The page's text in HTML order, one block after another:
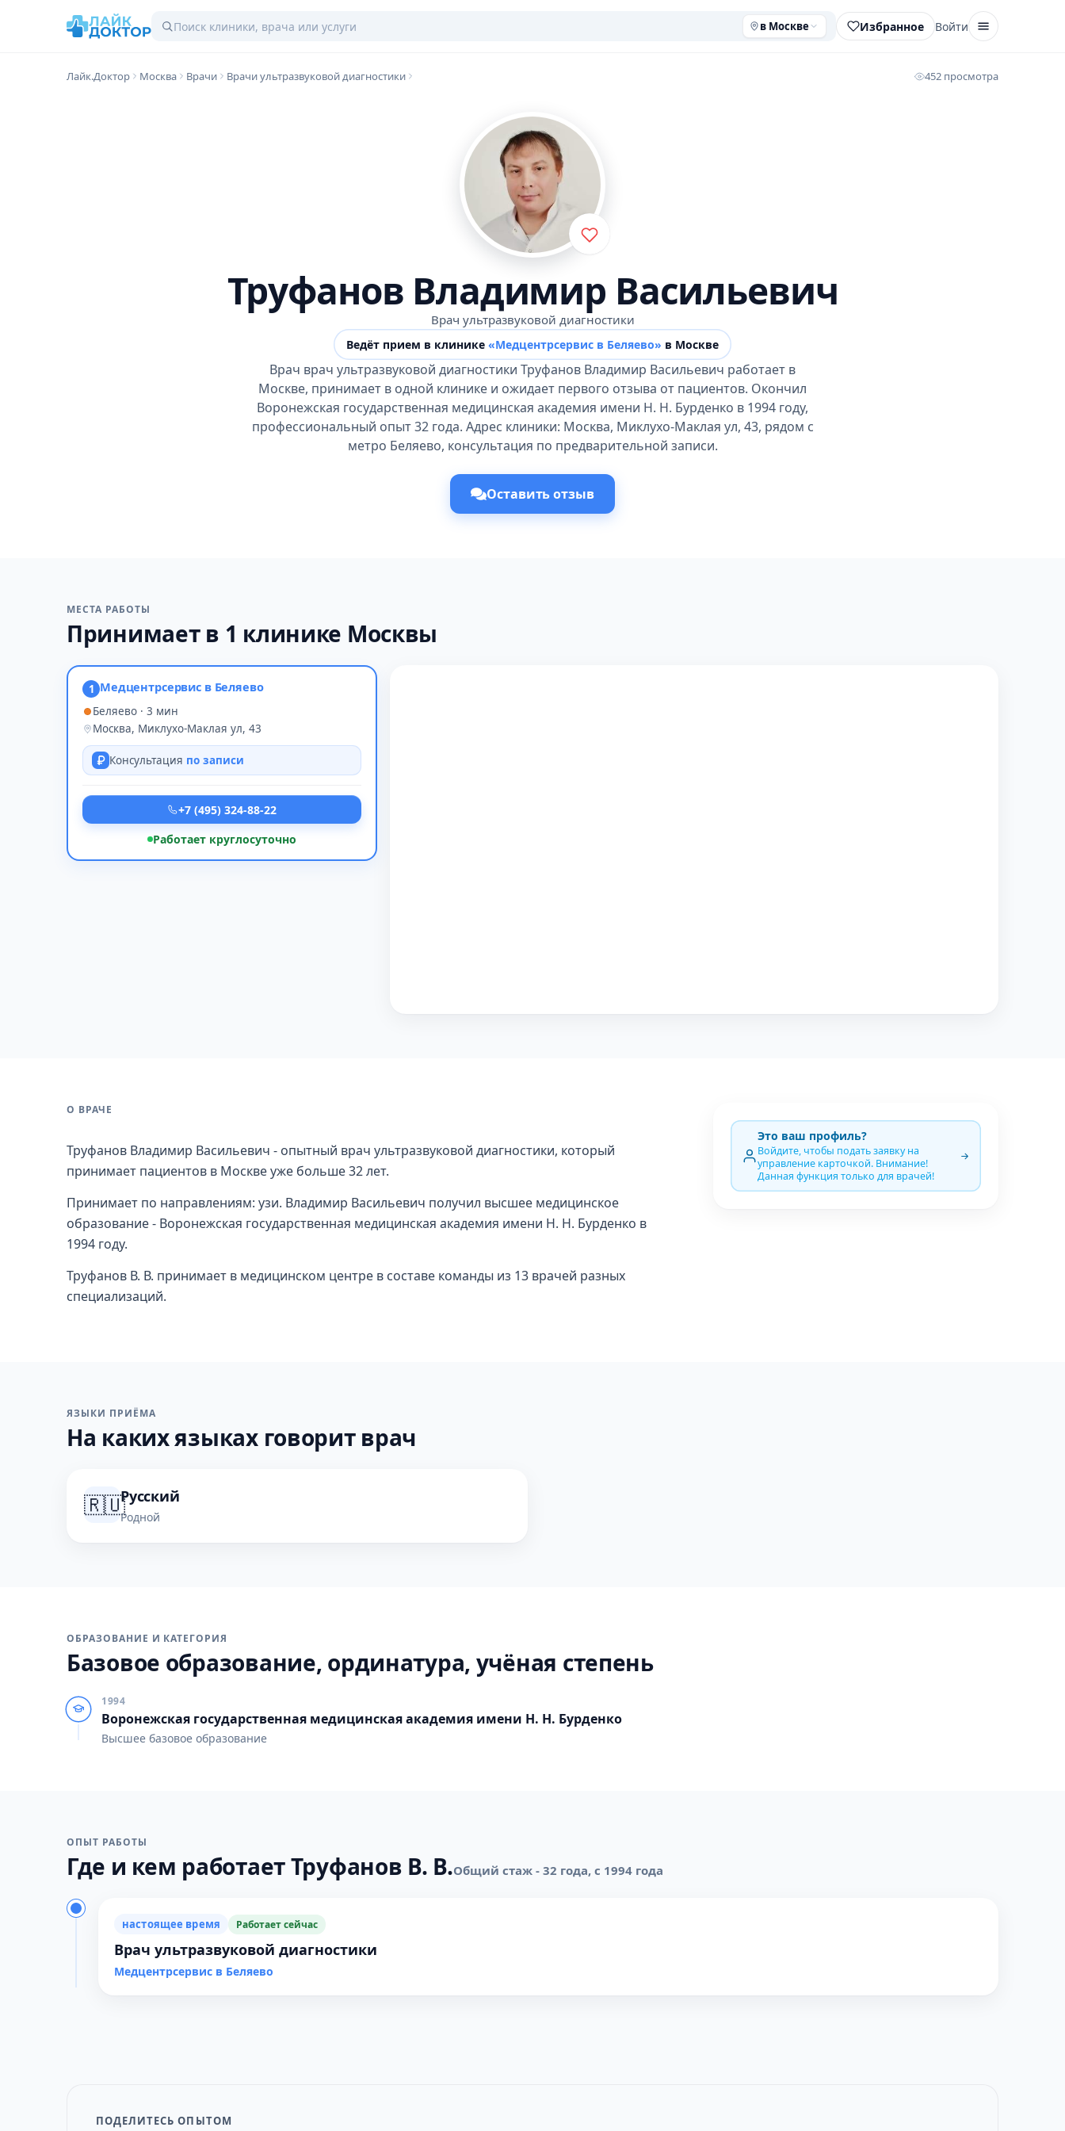
в Москве Избранное Войти
Лайк.Доктор Москва Врачи Врачи ультразвуковой диагностики 452 просмотра
Труфанов Владимир Васильевич
Врач ультразвуковой диагностики
Ведёт прием в клинике «Медцентрсервис в Беляево» в Москве
Врач врач ультразвуковой диагностики Труфанов Владимир Васильевич работает в
Москве, принимает в одной клинике и ожидает первого отзыва от пациентов. Окончил
Воронежская государственная медицинская академия имени Н. Н. Бурденко в 1994 году,
профессиональный опыт 32 года. Адрес клиники: Москва, Миклухо-Маклая ул, 43, рядом с
метро Беляево, консультация по предварительной записи.
Оставить отзыв
МЕСТА РАБОТЫ
Принимает в 1 клинике Москвы
1 Медцентрсервис в Беляево
Беляево · 3 мин
Москва, Миклухо-Маклая ул, 43
Консультация по записи
+7 (495) 324-88-22
Работает круглосуточно
О ВРАЧЕ
Труфанов Владимир Васильевич - опытный врач ультразвуковой диагностики, который
принимает пациентов в Москве уже больше 32 лет.
Принимает по направлениям: узи. Владимир Васильевич получил высшее медицинское
образование - Воронежская государственная медицинская академия имени Н. Н. Бурденко в
1994 году.
Труфанов В. В. принимает в медицинском центре в составе команды из 13 врачей разных
специализаций.
Это ваш профиль?
Войдите, чтобы подать заявку на
управление карточкой. Внимание!
Данная функция только для врачей!
ЯЗЫКИ ПРИЁМА
На каких языках говорит врач
🇷🇺Русский
Родной
ОБРАЗОВАНИЕ И КАТЕГОРИЯ
Базовое образование, ординатура, учёная степень
1994
Воронежская государственная медицинская академия имени Н. Н. Бурденко
Высшее базовое образование
ОПЫТ РАБОТЫ
Где и кем работает Труфанов В. В.Общий стаж - 32 года, с 1994 года
настоящее время Работает сейчас
Врач ультразвуковой диагностики
Медцентрсервис в Беляево
ПОДЕЛИТЕСЬ ОПЫТОМ